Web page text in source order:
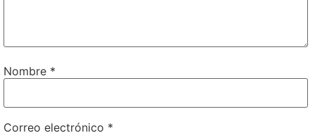
Nombre *
Correo electrónico *